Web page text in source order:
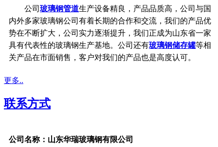
公司 玻璃钢管道生产设备精良，产品品质高，公司与国
内外多家玻璃钢公司有着长期的合作和交流，我们的产品优
势在不断扩大，公司实力逐渐提升，我们正成为山东省一家
具有代表性的玻璃钢生产基地。公司还有玻璃钢储存罐等相
关产品在市面销售，客户对我们的产品也是高度认可。
更多..
联系方式
公司名称：山东华瑞玻璃钢有限公司